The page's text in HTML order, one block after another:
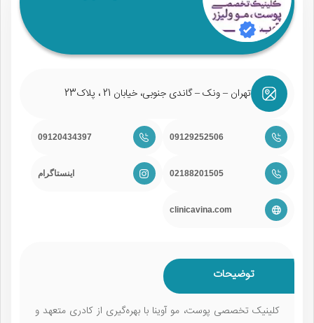
تهران – ونک – گاندی جنوبی، خیابان 21 ، پلاک23
09129252506
09120434397
02188201505 اینستاگرام
clinicavina.com
توضیحات
کلینیک تخصصی پوست، مو آوینا با بهره‌گیری از کادری متعهد و